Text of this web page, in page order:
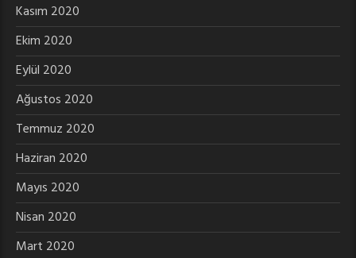
Kasım 2020
Ekim 2020
Eylül 2020
Ağustos 2020
Temmuz 2020
Haziran 2020
Mayıs 2020
Nisan 2020
Mart 2020